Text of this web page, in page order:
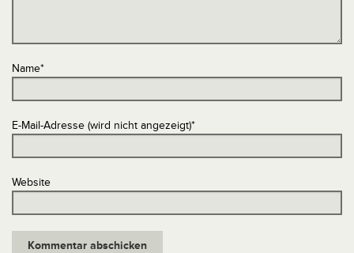
Name*
E-Mail-Adresse (wird nicht angezeigt)*
Website